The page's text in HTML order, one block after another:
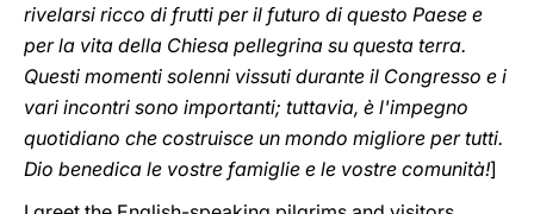
rivelarsi ricco di frutti per il futuro di questo Paese e
per la vita della Chiesa pellegrina su questa terra.
Questi momenti solenni vissuti durante il Congresso e i
vari incontri sono importanti; tuttavia, è l'impegno
quotidiano che costruisce un mondo migliore per tutti.
Dio benedica le vostre famiglie e le vostre comunità!]